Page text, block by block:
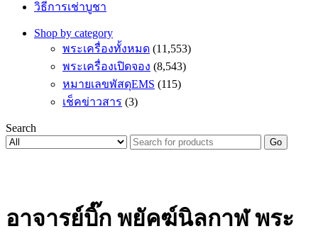
วิธีการเช่าบูชา
Shop by category
พระเครื่องทั้งหมด (11,553)
พระเครื่องเปิดจอง (8,543)
หมายเลขพัสดุEMS (115)
เช็คข่าวสาร (3)
Search
Go
อาจารย์บิ๊ก พยัคฆ์นิลกาฬ พระ